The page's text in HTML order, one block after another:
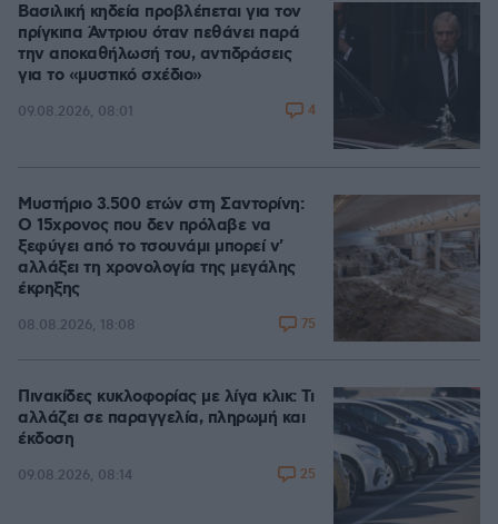
Βασιλική κηδεία προβλέπεται για τον
πρίγκιπα Άντριου όταν πεθάνει παρά
την αποκαθήλωσή του, αντιδράσεις
για το «μυστικό σχέδιο»
09.08.2026, 08:01 4
Μυστήριο 3.500 ετών στη Σαντορίνη:
Ο 15χρονος που δεν πρόλαβε να
ξεφύγει από το τσουνάμι μπορεί ν'
αλλάξει τη χρονολογία της μεγάλης
έκρηξης
08.08.2026, 18:08 75
Πινακίδες κυκλοφορίας με λίγα κλικ: Τι
αλλάζει σε παραγγελία, πληρωμή και
έκδοση
09.08.2026, 08:14 25